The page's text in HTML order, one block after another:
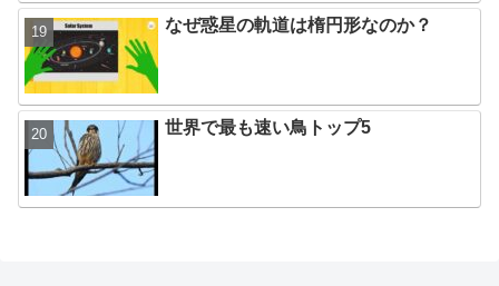
なぜ惑星の軌道は楕円形なのか？
世界で最も速い鳥トップ5